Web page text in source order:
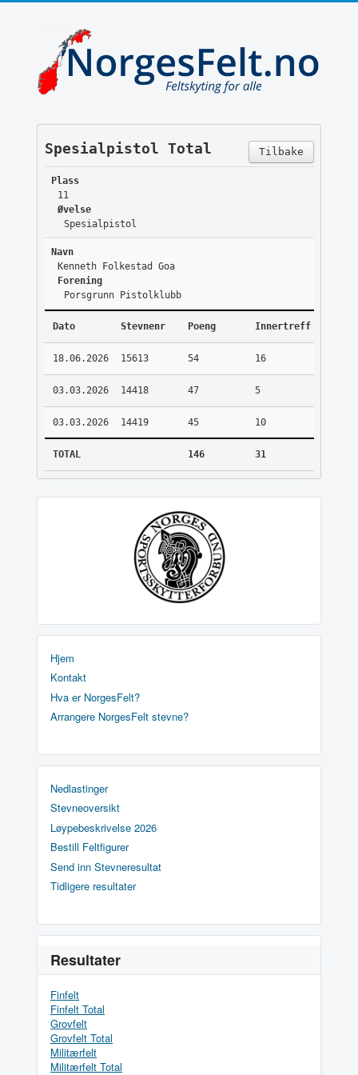
Tilbake
Spesialpistol Total
Plass
11
Øvelse
Spesialpistol
Navn
Kenneth Folkestad Goa
Forening
Porsgrunn Pistolklubb
Dato Stevnenr Poeng Innertreff
18.06.2026 15613 54 16
03.03.2026 14418 47 5
03.03.2026 14419 45 10
TOTAL 146 31
Hjem
Kontakt
Hva er NorgesFelt?
Arrangere NorgesFelt stevne?
Nedlastinger
Stevneoversikt
Løypebeskrivelse 2026
Bestill Feltfigurer
Send inn Stevneresultat
Tidligere resultater
Resultater
Finfelt
Finfelt Total
Grovfelt
Grovfelt Total
Militærfelt
Militærfelt Total